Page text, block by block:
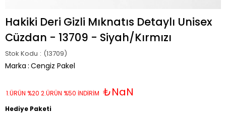
Hakiki Deri Gizli Mıknatıs Detaylı Unisex
Cüzdan - 13709 - Siyah/Kırmızı
Stok Kodu (13709)
Marka : Cengiz Pakel
1.ÜRÜN %20 2.ÜRÜN %50 İNDİRİM ₺NaN
Hediye Paketi